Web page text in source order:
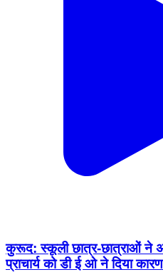
कुरूद: स्कूली छात्र-छात्राओं ने
प्राचार्य को डी ई ओ ने दिया